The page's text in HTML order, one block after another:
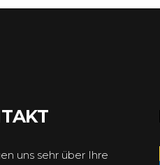
uns sehr über Ihre